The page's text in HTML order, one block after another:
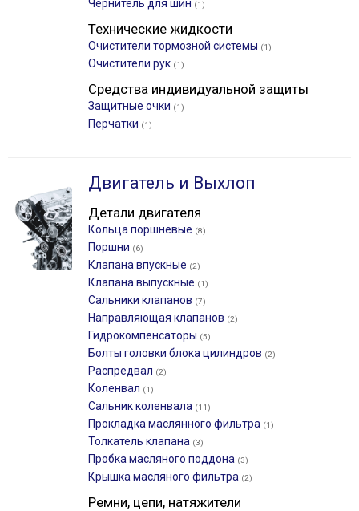
Чернитель для шин (1)
Технические жидкости
Очистители тормозной системы (1)
Очистители рук (1)
Средства индивидуальной защиты
Защитные очки (1)
Перчатки (1)
Двигатель и Выхлоп
Детали двигателя
Кольца поршневые (8)
Поршни (6)
Клапана впускные (2)
Клапана выпускные (1)
Сальники клапанов (7)
Направляющая клапанов (2)
Гидрокомпенсаторы (5)
Болты головки блока цилиндров (2)
Распредвал (2)
Коленвал (1)
Сальник коленвала (11)
Прокладка маслянного фильтра (1)
Толкатель клапана (3)
Пробка масляного поддона (3)
Крышка масляного фильтра (2)
Ремни, цепи, натяжители